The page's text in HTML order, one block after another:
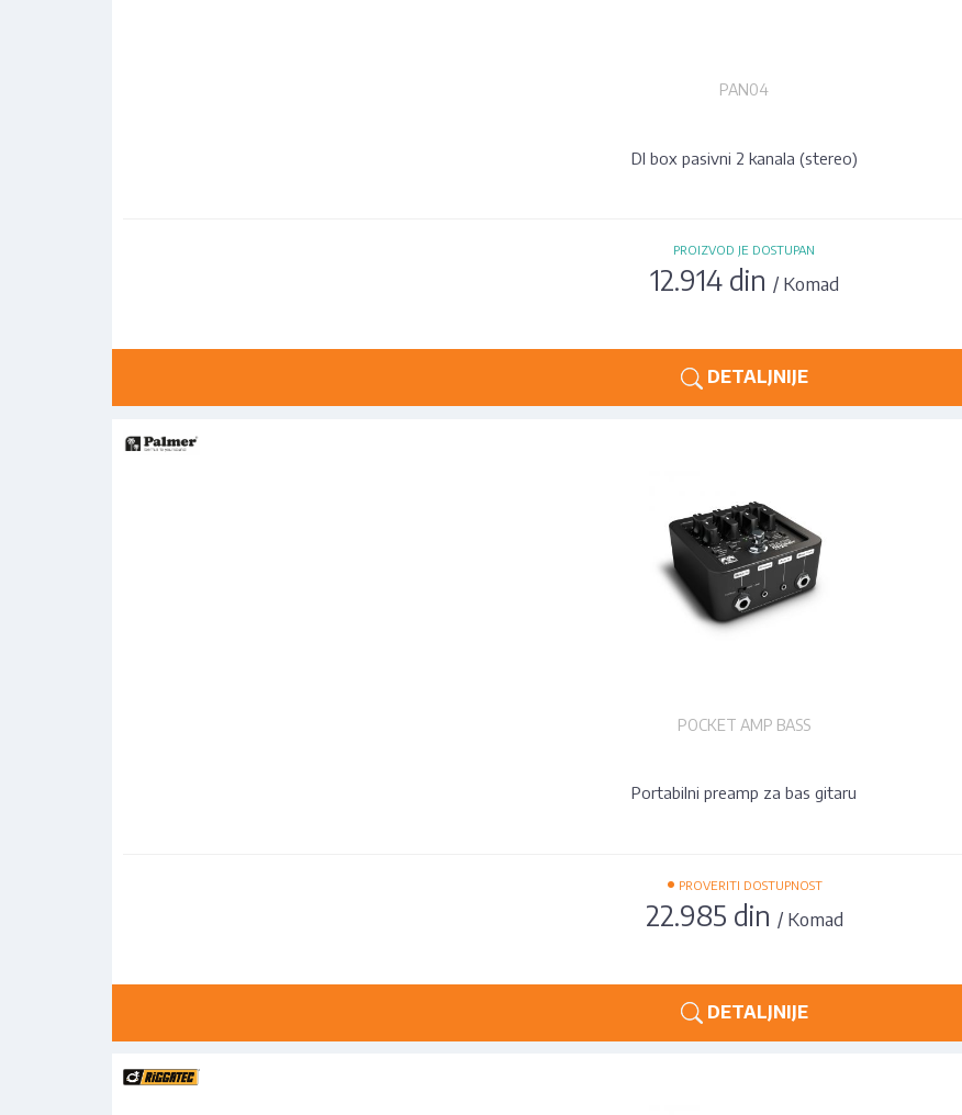
PAN04
DI box pasivni 2 kanala (stereo)
PROIZVOD JE DOSTUPAN
12.914 din / Komad
DETALJNIJE
POCKET AMP BASS
Portabilni preamp za bas gitaru
• PROVERITI DOSTUPNOST
22.985 din / Komad
DETALJNIJE